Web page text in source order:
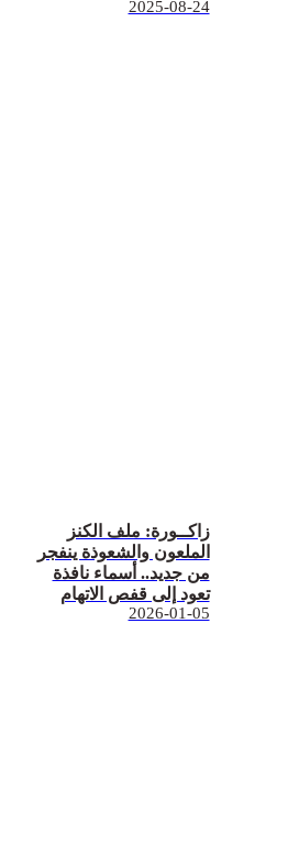
2025-08-24
زاكــورة: ملف الكنز
الملعون والشعوذة ينفجر
من جديد.. أسماء نافذة
تعود إلى قفص الاتهام
2026-01-05